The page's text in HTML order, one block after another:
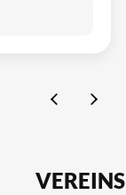
VEREINS